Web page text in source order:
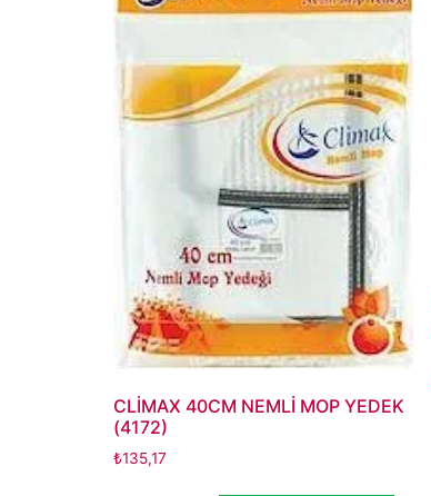
CLİMAX 40CM NEMLİ MOP YEDEK
(4172)
₺135,17